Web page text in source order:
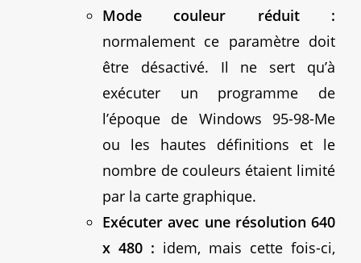
Mode couleur réduit :
normalement ce paramètre doit
être désactivé. Il ne sert qu’à
exécuter un programme de
l’époque de Windows 95-98-Me
ou les hautes définitions et le
nombre de couleurs étaient limité
par la carte graphique.
Exécuter avec une résolution 640
x 480 : idem, mais cette fois-ci,